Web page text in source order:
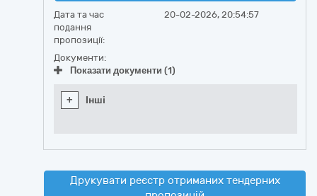
Дата та час
подання
пропозиції:
20-02-2026, 20:54:57
Документи:
Показати документи (1)
+ Інші
Друкувати реєстр отриманих тендерних